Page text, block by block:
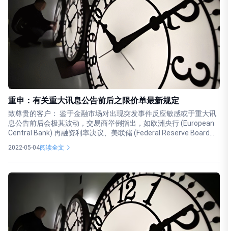
重申：有关重大讯息公告前后之限价单最新规定
致尊贵的客户： 鉴于金融市场对出现突发事件反应敏感或于重大讯
息公告前后会极其波动，交易商举例指出，如欧洲央行 (European
Central Bank) 再融资利率决议、美联储 (Federal Reserve Board...
2022-05-04阅读全文